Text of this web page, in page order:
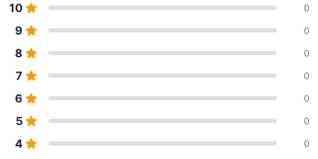
10 0
9 0
8 0
7 0
6 0
5 0
4 0